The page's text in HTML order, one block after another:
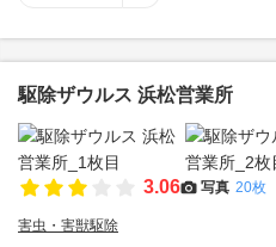
駆除ザウルス 浜松営業所
3.06 写真 20枚
害虫・害獣駆除